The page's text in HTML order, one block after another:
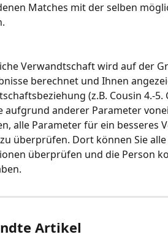
Matches mit der selben
Verwandtschaft wird auf der
berechnet und Ihnen
(z.B. Cousin 4.-
aufgrund anderer Parameter
alle Parameter für ein besseres
überprüfen. Dort können Sie
überprüfen und die Person
Artikel